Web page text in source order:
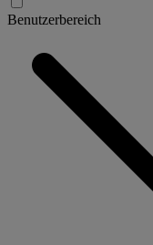
Benutzerbereich